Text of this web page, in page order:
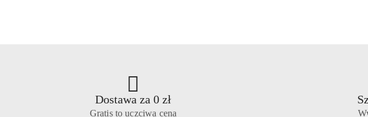
Dostawa za 0 zł
Gratis to uczciwa cena